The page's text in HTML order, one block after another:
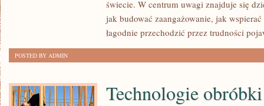
świecie. W centrum uwagi znajduje się
jak budować zaangażowanie, jak
łagodnie przechodzić przez trudności
POSTED BY ADMIN
Technologie